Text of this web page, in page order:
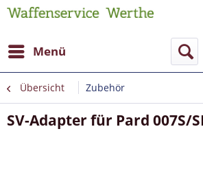
Menü
Übersicht Zubehör
SV-Adapter für Pard 007S/